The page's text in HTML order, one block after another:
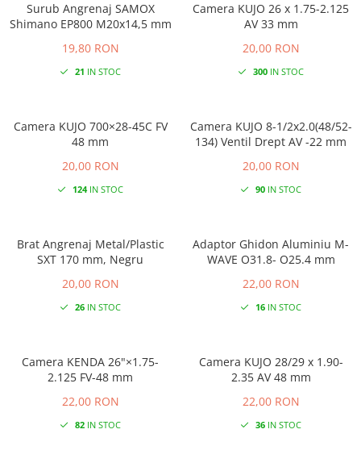
Surub Angrenaj SAMOX
Shimano EP800 M20x14,5 mm
19,80 RON
21 IN STOC
Camera KUJO 26 x 1.75-2.125
AV 33 mm
20,00 RON
300IN STOC
Camera KUJO 700×28-45C FV
48 mm
20,00 RON
124IN STOC
Camera KUJO 8-1/2x2.0(48/52-
134) Ventil Drept AV -22 mm
20,00 RON
90IN STOC
Brat Angrenaj Metal/Plastic
SXT 170 mm, Negru
20,00 RON
26IN STOC
Adaptor Ghidon Aluminiu M-
WAVE O31.8- O25.4 mm
22,00 RON
16IN STOC
Camera KENDA 26"×1.75-
2.125 FV-48 mm
22,00 RON
82IN STOC
Camera KUJO 28/29 x 1.90-
2.35 AV 48 mm
22,00 RON
36IN STOC